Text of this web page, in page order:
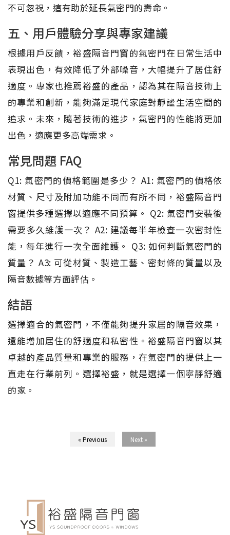
不可忽視，這有助於延長氣密門的壽命。
五、用戶體驗分享與專家建議
根據用戶反饋，裕盛隔音門窗的氣密門在日常生活中
表現出色，有效降低了外部噪音，大幅提升了居住舒
適度。專家也推薦裕盛的產品，認為其在隔音技術上
的專業和創新，能夠滿足現代家庭對靜謐生活空間的
追求。未來，隨著技術的進步，氣密門的性能將更加
出色，適應更多高端需求。
常見問題 FAQ
Q1: 氣密門的價格範圍是多少？ A1: 氣密門的價格依
材質、尺寸及附加功能不同而有所不同，裕盛隔音門
窗提供多種選擇以適應不同預算。 Q2: 氣密門安裝後
需要多久維護一次？ A2: 建議每半年檢查一次密封性
能，每年進行一次全面維護。 Q3: 如何判斷氣密門的
質量？ A3: 可從材質、製造工藝、密封條的質量以及
隔音數據等方面評估。
結語
選擇適合的氣密門，不僅能夠提升家居的隔音效果，
還能增加居住的舒適度和私密性。裕盛隔音門窗以其
卓越的產品質量和專業的服務，在氣密門的提供上一
直走在行業前列。選擇裕盛，就是選擇一個寧靜舒適
的家。
« Previous Next »